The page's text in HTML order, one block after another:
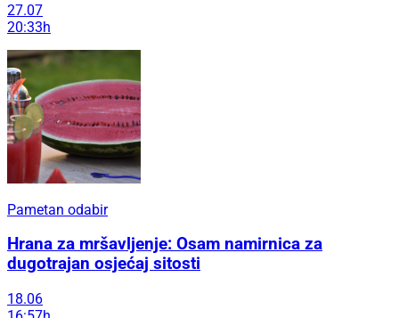
27.07
20:33h
Pametan odabir
Hrana za mršavljenje: Osam namirnica za
dugotrajan osjećaj sitosti
18.06